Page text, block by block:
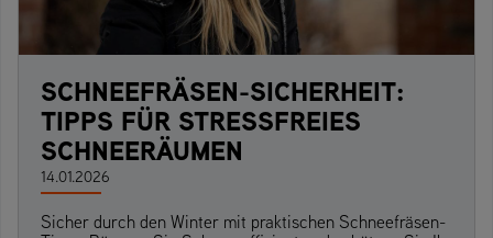
SCHNEEFRÄSEN-SICHERHEIT:
TIPPS FÜR STRESSFREIES
SCHNEERÄUMEN
14.01.2026
Sicher durch den Winter mit praktischen Schneefräsen-